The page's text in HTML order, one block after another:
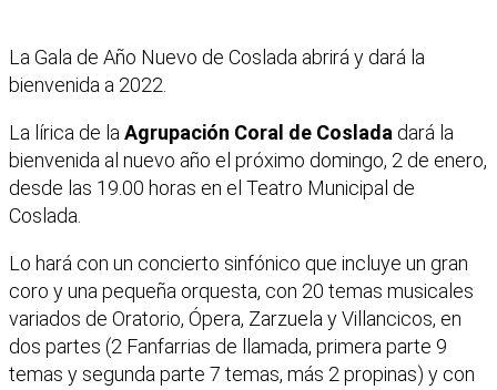
La Gala de Año Nuevo de Coslada abrirá y dará la
bienvenida a 2022.
La lírica de laAgrupación Coral de Coslada dará la
bienvenida al nuevo año el próximo domingo, 2 de enero,
desde las 19.00 horas en el Teatro Municipal de
Coslada.
Lo hará con un concierto sinfónico que incluye un gran
coro y una pequeña orquesta, con 20 temas musicales
variados de Oratorio, Ópera, Zarzuela y Villancicos, en
dos partes (2 Fanfarrias de llamada, primera parte 9
temas y segunda parte 7 temas, más 2 propinas) y con